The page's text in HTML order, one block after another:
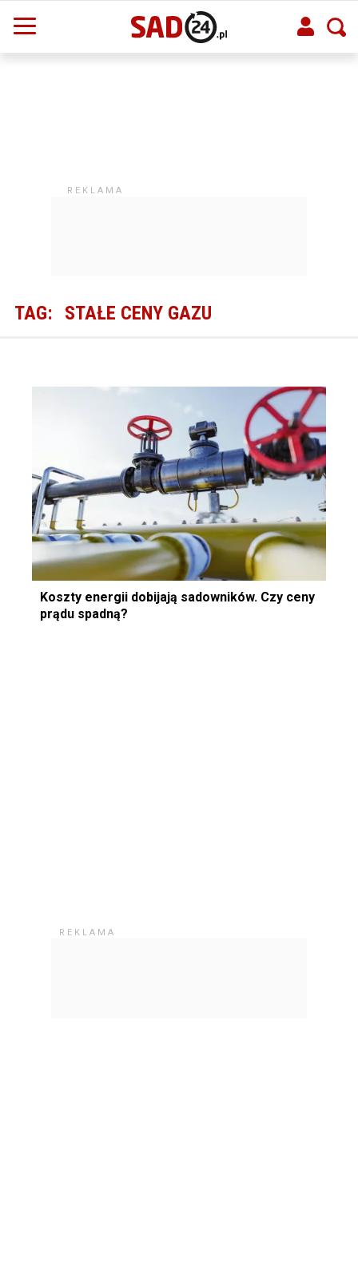
TAG: STAŁE CENY GAZU
Koszty energii dobijają sadowników. Czy ceny
prądu spadną?